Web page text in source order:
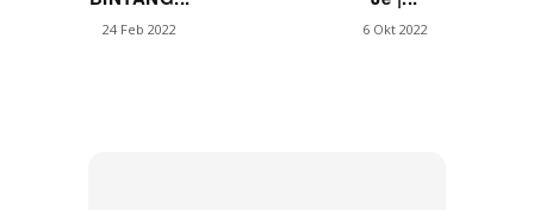
24 Feb 2022 6 Okt 2022